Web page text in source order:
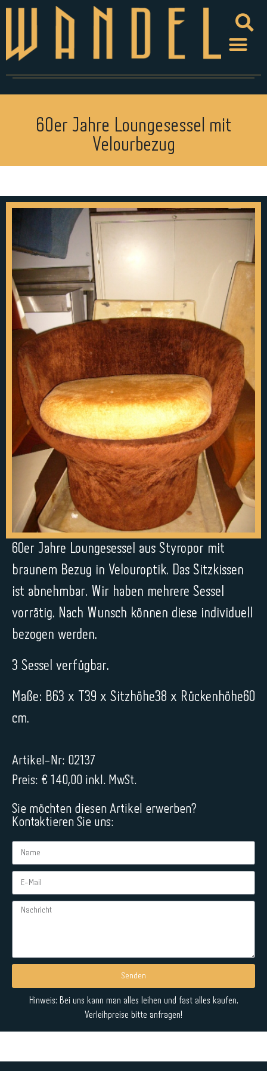
60er Jahre Loungesessel mit
Velourbezug
60er Jahre Loungesessel aus Styropor mit
braunem Bezug in Velouroptik. Das Sitzkissen
ist abnehmbar. Wir haben mehrere Sessel
vorrätig. Nach Wunsch können diese individuell
bezogen werden.
3 Sessel verfügbar.
Maße: B63 x T39 x Sitzhöhe38 x Rückenhöhe60
cm.
Artikel-Nr: 02137
Preis: € 140,00 inkl. MwSt.
Sie möchten diesen Artikel erwerben?
Kontaktieren Sie uns:
Senden
Alternative:
Hinweis: Bei uns kann man alles leihen und fast alles kaufen.
Verleihpreise bitte anfragen!